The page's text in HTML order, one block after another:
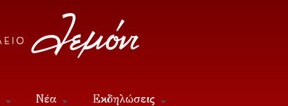
Νέα Εκδηλώσεις